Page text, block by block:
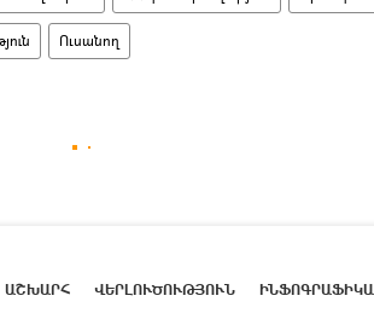
Ուսանող
ԱՇԽԱՐՀ ՎԵՐԼՈՒԾՈՒԹՅՈՒՆ ԻՆՖՈԳՐԱՖԻԿԱ